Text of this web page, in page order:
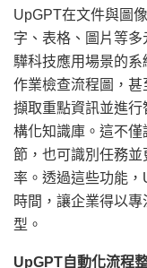
UpGPT在文件與圖
字、表格、圖片等
驊科技應用場景的系
作業檢查流程圖，
擷取重點資訊並進
構化知識庫。這不
節，也可識別任務
率。透過這些功能
時間，讓企業得以
型。
UpGPT自動化流程